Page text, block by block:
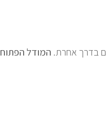
בדרך אחרת. המודל הפתוח